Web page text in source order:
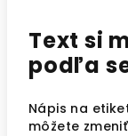
Text si
podľa
Nápis na
môžete